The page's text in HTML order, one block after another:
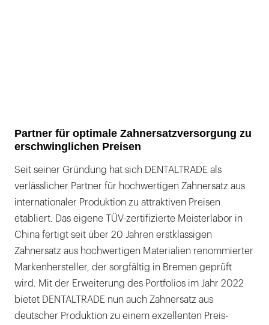
Partner für optimale Zahnersatzversorgung zu
erschwinglichen Preisen
Seit seiner Gründung hat sich DENTALTRADE als
verlässlicher Partner für hochwertigen Zahnersatz aus
internationaler Produktion zu attraktiven Preisen
etabliert. Das eigene TÜV-zertifizierte Meisterlabor in
China fertigt seit über 20 Jahren erstklassigen
Zahnersatz aus hochwertigen Materialien renommierter
Markenhersteller, der sorgfältig in Bremen geprüft
wird. Mit der Erweiterung des Portfolios im Jahr 2022
bietet DENTALTRADE nun auch Zahnersatz aus
deutscher Produktion zu einem exzellenten Preis-